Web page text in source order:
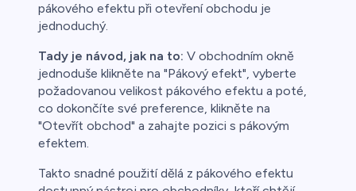
pákového efektu při otevření obchodu je
jednoduchý.
Tady je návod, jak na to: V obchodním okně
jednoduše klikněte na "Pákový efekt", vyberte
požadovanou velikost pákového efektu a poté,
co dokončíte své preference, klikněte na
"Otevřít obchod" a zahajte pozici s pákovým
efektem.
Takto snadné použití dělá z pákového efektu